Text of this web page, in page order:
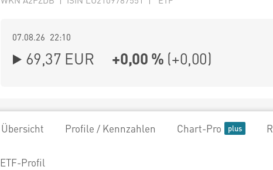
07.08.26 22:10
69,37 EUR +0,00 % (+0,00)
Übersicht Profile / Kennzahlen Chart-Pro
ETF-Profil